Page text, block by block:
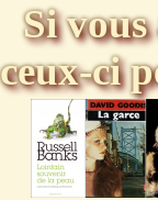
Si vous
ceux-ci